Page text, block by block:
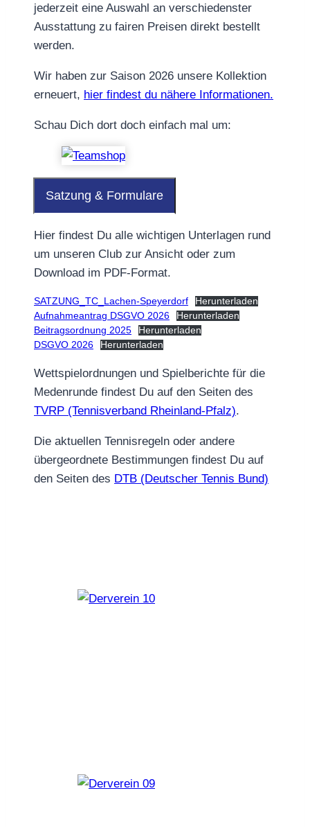
jederzeit eine Auswahl an verschiedenster
Ausstattung zu fairen Preisen direkt bestellt
werden.
Wir haben zur Saison 2026 unsere Kollektion
erneuert, hier findest du nähere Informationen.
Schau Dich dort doch einfach mal um:
Satzung & Formulare
Hier findest Du alle wichtigen Unterlagen rund
um unseren Club zur Ansicht oder zum
Download im PDF-Format.
SATZUNG_TC_Lachen-Speyerdorf
Herunterladen
Aufnahmeantrag DSGVO 2026
Herunterladen
Beitragsordnung 2025
Herunterladen
DSGVO 2026
Herunterladen
Wettspielordnungen und Spielberichte für die
Medenrunde findest Du auf den Seiten des
TVRP (Tennisverband Rheinland-Pfalz).
Die aktuellen Tennisregeln oder andere
übergeordnete Bestimmungen findest Du auf
den Seiten des DTB (Deutscher Tennis Bund)